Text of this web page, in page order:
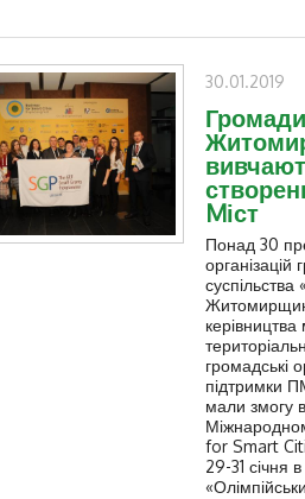
30.01.2019
Громади
Mіст
Понад 30
організацій
суспільства
керівництва
громадські
підтримки
мали змогу
for Smart
29-31 січня